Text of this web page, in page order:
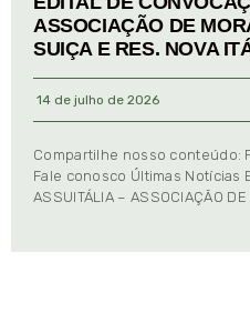
ASSOCIAÇÃO DE
SUIÇA E RES. NOVA
14 de julho de 2026
Compartilhe nosso conteúdo:
Fale conosco Últimas Notícias
ASSUITÁLIA – ASSOCIAÇÃO DE